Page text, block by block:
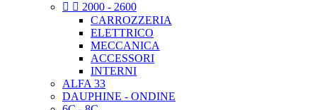
  2000 - 2600
CARROZZERIA
ELETTRICO
MECCANICA
ACCESSORI
INTERNI
ALFA 33
DAUPHINE - ONDINE